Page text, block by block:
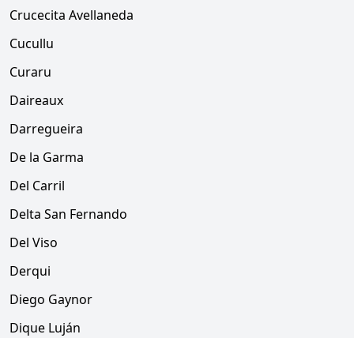
Crucecita Avellaneda
Cucullu
Curaru
Daireaux
Darregueira
De la Garma
Del Carril
Delta San Fernando
Del Viso
Derqui
Diego Gaynor
Dique Luján